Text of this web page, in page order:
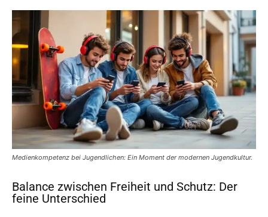
Medienkompetenz bei Jugendlichen: Ein Moment der modernen Jugendkultur.
Balance zwischen Freiheit und Schutz: Der
feine Unterschied